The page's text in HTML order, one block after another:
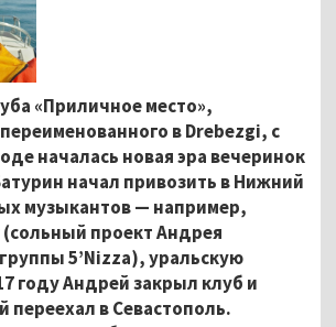
«Приличное место»,
в Drebezgi, с
началась новая эра вечеринок
начал привозить в Нижний
музыкантов — например,
проект Андрея
5’Nizza), уральскую
году Андрей закрыл клуб и
переехал в Севастополь.